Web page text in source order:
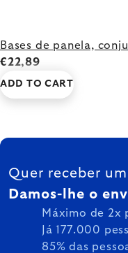
Bases de panela,
€22,89
ADD TO CART
FOOTER
Quer receber
Damos-lhe o
Máximo de 2x
Já 177.000
85% das